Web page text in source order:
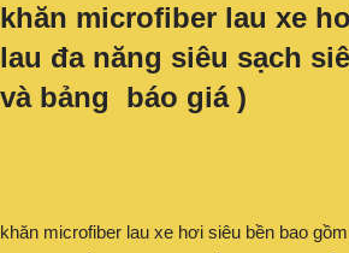
khăn microfiber lau xe
lau đa năng siêu sạch
và bảng báo giá )
khăn microfiber lau xe hơi siêu bền bao